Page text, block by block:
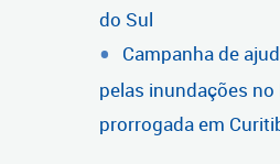
do Sul
Campanha de
pelas inundações no
prorrogada em